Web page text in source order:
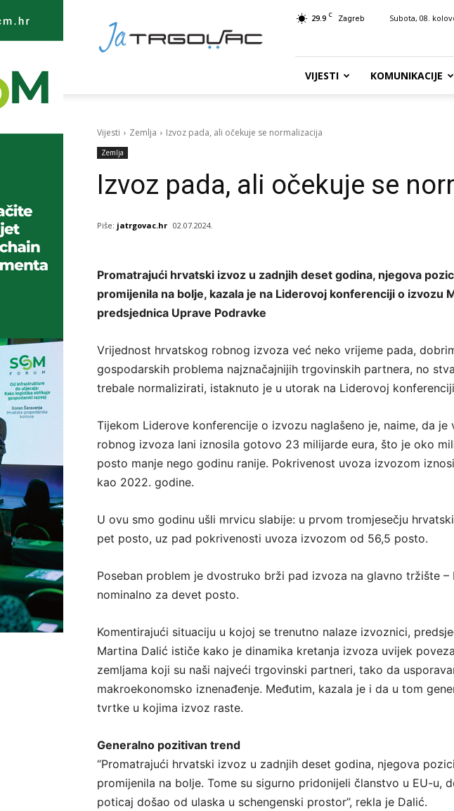
TRGOVAC
29.9 C Zagreb Subota, 08.
VIJESTI KOMUNIKACIJE
Vijesti Zemlja Izvoz pada, ali očekuje se normalizacija
Zemlja
Izvoz pada, ali očekuje se
Piše: jatrgovac.hr 02.07.2024.
Promatrajući hrvatski izvoz u zadnjih deset godina, njegova
promijenila na bolje, kazala je na Liderovoj konferenciji o izvozu
predsjednica Uprave Podravke
Vrijednost hrvatskog robnog izvoza već neko vrijeme pada,
gospodarskih problema najznačajnijih trgovinskih partnera, no
trebale normalizirati, istaknuto je u utorak na Liderovoj
Tijekom Liderove konferencije o izvozu naglašeno je, naime, da
robnog izvoza lani iznosila gotovo 23 milijarde eura, što je oko
posto manje nego godinu ranije. Pokrivenost uvoza izvozom
kao 2022. godine.
U ovu smo godinu ušli mrvicu slabije: u prvom tromjesečju
pet posto, uz pad pokrivenosti uvoza izvozom od 56,5 posto.
Poseban problem je dvostruko brži pad izvoza na glavno tržište –
nominalno za devet posto.
Komentirajući situaciju u kojoj se trenutno nalaze izvoznici,
Martina Dalić ističe kako je dinamika kretanja izvoza uvijek
zemljama koji su naši najveći trgovinski partneri, tako da
makroekonomsko iznenađenje. Međutim, kazala je i da u tom
tvrtke u kojima izvoz raste.
Generalno pozitivan trend
“Promatrajući hrvatski izvoz u zadnjih deset godina, njegova
promijenila na bolje. Tome su sigurno pridonijeli članstvo u EU-u,
poticaj došao od ulaska u schengenski prostor”, rekla je Dalić.